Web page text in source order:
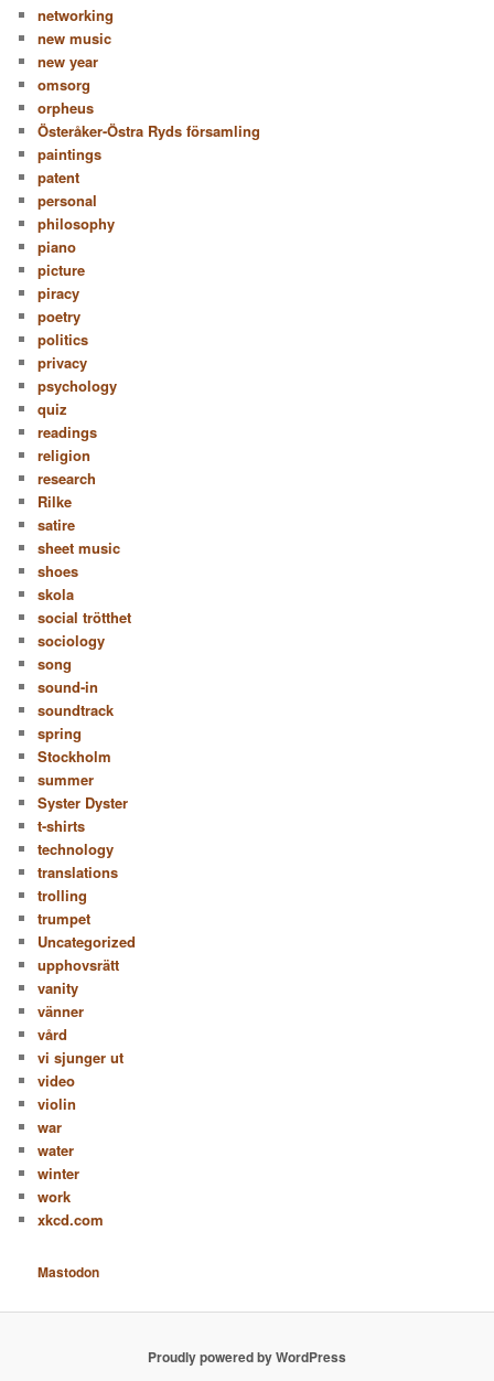
networking
new music
new year
omsorg
orpheus
Österåker-Östra Ryds församling
paintings
patent
personal
philosophy
piano
picture
piracy
poetry
politics
privacy
psychology
quiz
readings
religion
research
Rilke
satire
sheet music
shoes
skola
social trötthet
sociology
song
sound-in
soundtrack
spring
Stockholm
summer
Syster Dyster
t-shirts
technology
translations
trolling
trumpet
Uncategorized
upphovsrätt
vanity
vänner
vård
vi sjunger ut
video
violin
war
water
winter
work
xkcd.com
Mastodon
Proudly powered by WordPress